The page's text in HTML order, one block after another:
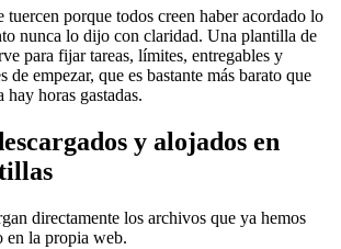
tuercen porque todos creen haber acordado lo
nunca lo dijo con claridad. Una plantilla de
para fijar tareas, límites, entregables y
de empezar, que es bastante más barato que
horas gastadas.
y alojados en
directamente los archivos que ya hemos
en la propia web.